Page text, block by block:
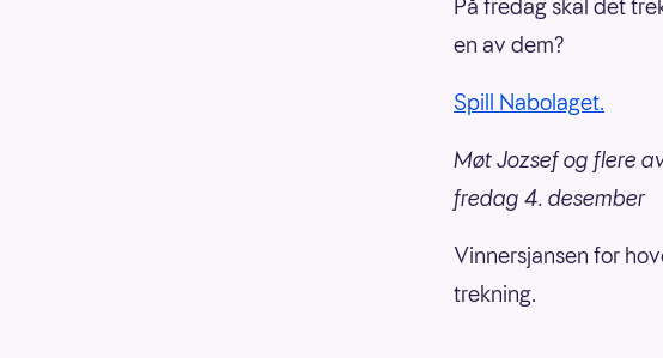
På fredag skal det
en av dem?
Spill Nabolaget.
Møt Jozsef og flere
fredag 4. desember
Vinnersjansen for
trekning.